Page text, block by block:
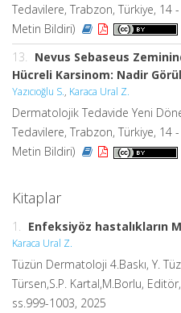
Tedavilere, Trabzon, Türkiye, 14
Metin Bildiri)
13. Nevus Sebaseus
Hücreli Karsinom: Nadir
Yazıcıoğlu S., Karaca Ural Z.
Dermatolojik Tedavide Yeni
Tedavilere, Trabzon, Türkiye, 14
Metin Bildiri)
Kitaplar
1. Enfeksiyöz hastalıkların
Karaca Ural Z.
Tüzün Dermatoloji 4.Baskı, Y.
Türsen,S.P. Kartal,M.Borlu,
ss.999-1003, 2025